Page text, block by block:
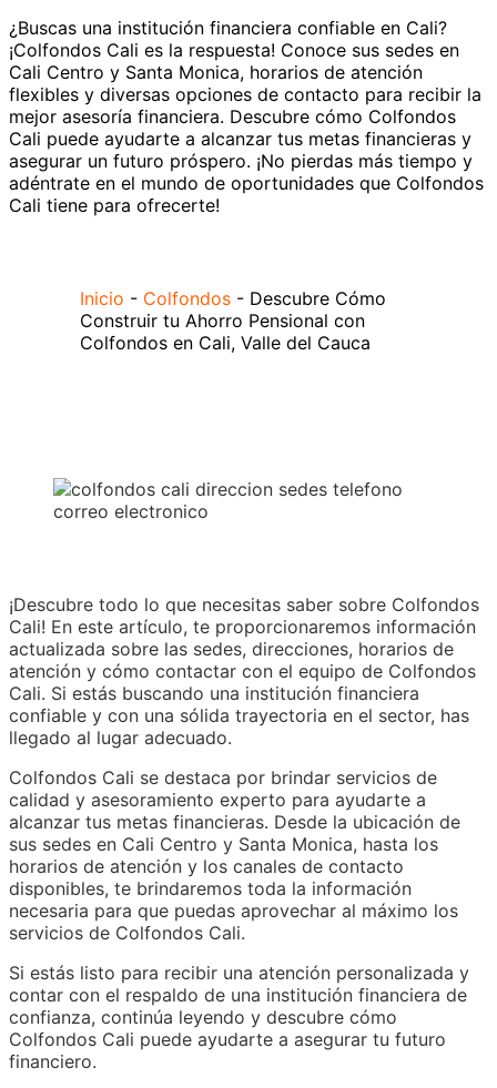
¿Buscas una institución financiera confiable en Cali?
¡Colfondos Cali es la respuesta! Conoce sus sedes en
Cali Centro y Santa Monica, horarios de atención
flexibles y diversas opciones de contacto para recibir la
mejor asesoría financiera. Descubre cómo Colfondos
Cali puede ayudarte a alcanzar tus metas financieras y
asegurar un futuro próspero. ¡No pierdas más tiempo y
adéntrate en el mundo de oportunidades que Colfondos
Cali tiene para ofrecerte!
Inicio - Colfondos - Descubre Cómo
Construir tu Ahorro Pensional con
Colfondos en Cali, Valle del Cauca
¡Descubre todo lo que necesitas saber sobre Colfondos
Cali! En este artículo, te proporcionaremos información
actualizada sobre las sedes, direcciones, horarios de
atención y cómo contactar con el equipo de Colfondos
Cali. Si estás buscando una institución financiera
confiable y con una sólida trayectoria en el sector, has
llegado al lugar adecuado.
Colfondos Cali se destaca por brindar servicios de
calidad y asesoramiento experto para ayudarte a
alcanzar tus metas financieras. Desde la ubicación de
sus sedes en Cali Centro y Santa Monica, hasta los
horarios de atención y los canales de contacto
disponibles, te brindaremos toda la información
necesaria para que puedas aprovechar al máximo los
servicios de Colfondos Cali.
Si estás listo para recibir una atención personalizada y
contar con el respaldo de una institución financiera de
confianza, continúa leyendo y descubre cómo
Colfondos Cali puede ayudarte a asegurar tu futuro
financiero.